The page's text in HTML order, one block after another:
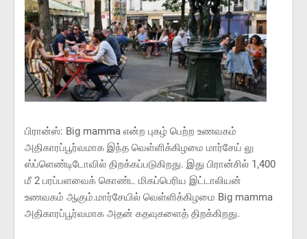
பிரான்ஸ்: Big mamma என்ற புகழ் பெற்ற உணவகம்
அதிகாரப்பூர்வமாக இந்த வெள்ளிக்கிழமை மார்சேய் லு
ஸ்ப்ளெண்டிடோவில் திறக்கப்படுகிறது. இது பிரான்சில் 1,400
மீ 2 பரப்பளவைக் கொண்ட மிகப்பெரிய இட்டாலியன்
உணவகம் ஆகும்.மார்சேயில் வெள்ளிக்கிழமை Big mamma
அதிகாரப்பூர்வமாக அதன் கதவுகளைத் திறக்கிறது.